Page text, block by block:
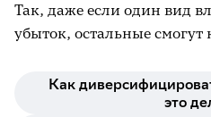
Так, даже если один вид
убыток, остальные
Как
это